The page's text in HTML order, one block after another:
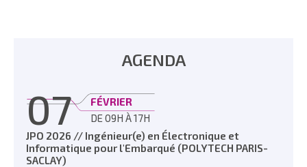
AGENDA
07
FÉVRIER
DE 09H À 17H
JPO 2026 // Ingénieur(e) en Électronique et
Informatique pour l'Embarqué (POLYTECH PARIS-
SACLAY)